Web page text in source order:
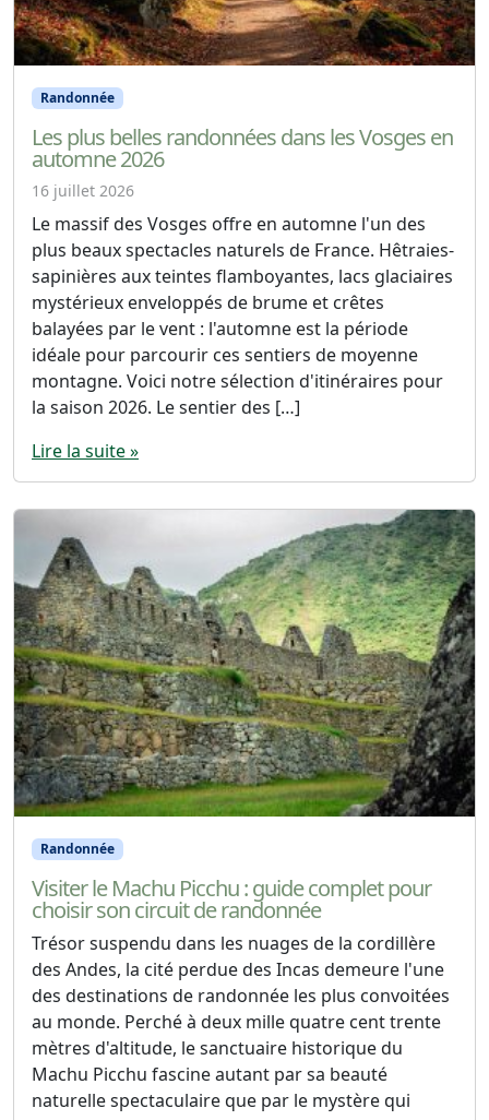
Randonnée
Les plus belles randonnées dans les Vosges en
automne 2026
16 juillet 2026
Le massif des Vosges offre en automne l'un des
plus beaux spectacles naturels de France. Hêtraies-
sapinières aux teintes flamboyantes, lacs glaciaires
mystérieux enveloppés de brume et crêtes
balayées par le vent : l'automne est la période
idéale pour parcourir ces sentiers de moyenne
montagne. Voici notre sélection d'itinéraires pour
la saison 2026. Le sentier des […]
Lire la suite »
Randonnée
Visiter le Machu Picchu : guide complet pour
choisir son circuit de randonnée
Trésor suspendu dans les nuages de la cordillère
des Andes, la cité perdue des Incas demeure l'une
des destinations de randonnée les plus convoitées
au monde. Perché à deux mille quatre cent trente
mètres d'altitude, le sanctuaire historique du
Machu Picchu fascine autant par sa beauté
naturelle spectaculaire que par le mystère qui